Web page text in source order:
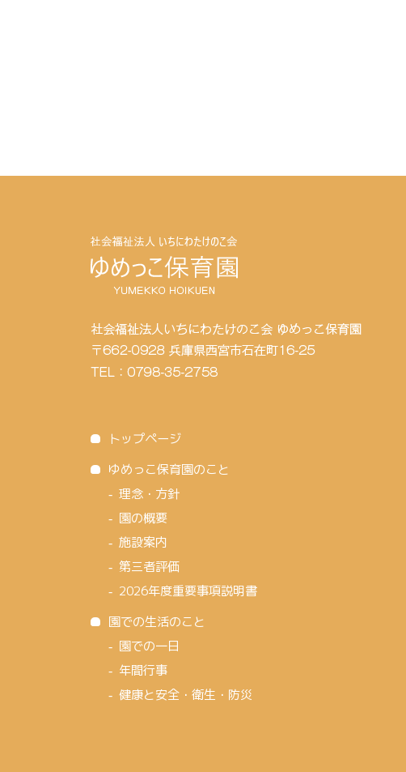
トップページ
ゆめっこ保育園のこと
理念・方針
園の概要
施設案内
第三者評価
2026年度重要事項説明書
園での生活のこと
園での一日
年間行事
健康と安全・衛生・防災